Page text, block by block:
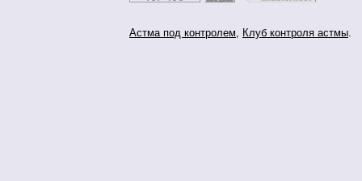
Астма под контролем, Клуб контроля астмы.